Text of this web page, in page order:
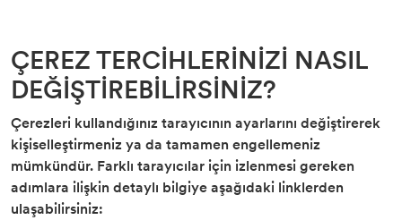
ÇEREZ TERCİHLERİNİZİ NASIL
DEĞİŞTİREBİLİRSİNİZ?
Çerezleri kullandığınız tarayıcının ayarlarını değiştirerek
kişiselleştirmeniz ya da tamamen engellemeniz
mümkündür. Farklı tarayıcılar için izlenmesi gereken
adımlara ilişkin detaylı bilgiye aşağıdaki linklerden
ulaşabilirsiniz: